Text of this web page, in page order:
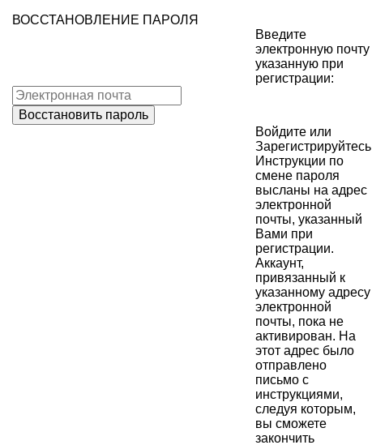
ВОССТАНОВЛЕНИЕ ПАРОЛЯ
Введите
электронную почту
указанную при
регистрации:
Войдите или
Зарегистрируйтесь
Инструкции по
смене пароля
высланы на адрес
электронной
почты, указанный
Вами при
регистрации.
Аккаунт,
привязанный к
указанному адресу
электронной
почты, пока не
активирован. На
этот адрес было
отправлено
письмо с
инструкциями,
следуя которым,
вы сможете
закончить